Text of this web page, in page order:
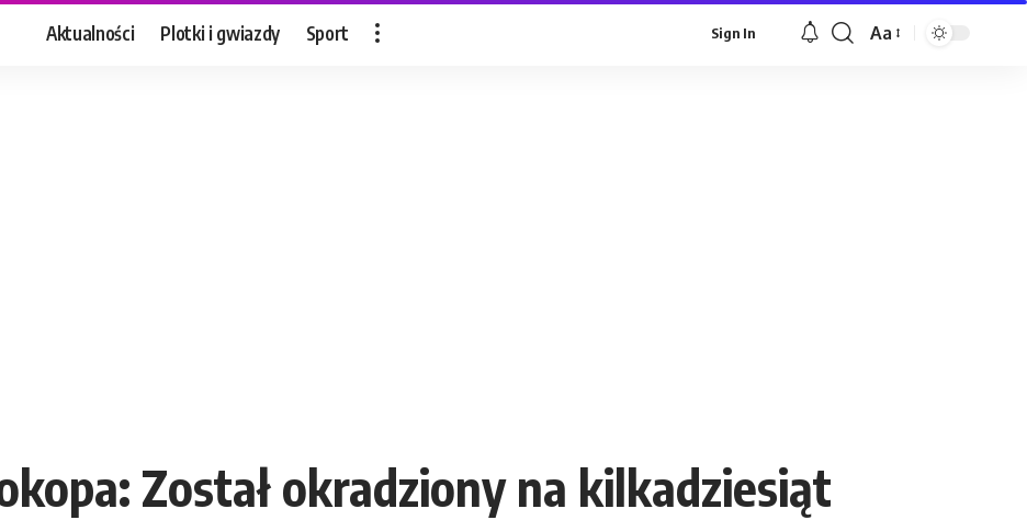
Aktualności Plotki i gwiazdy Sport Sign In
Font
Aa
Został okradziony na kilkadziesiąt